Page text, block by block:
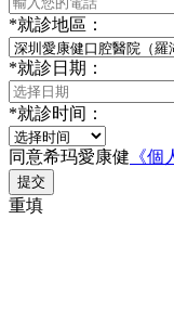
*就診地區：
*就診日期：
*就診时间：
同意希玛愛康健 《
提交
重填